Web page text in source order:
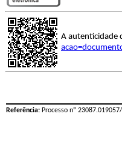
A autenticidade
Referência: Processo nº